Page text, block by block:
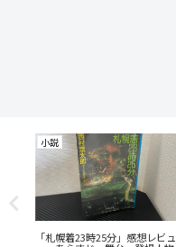
小説
「札幌着23時25分」感想レビュ